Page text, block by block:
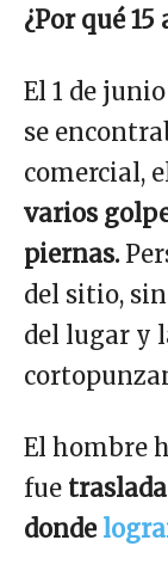
¿Por qué
El 1 de
se
comercial,
varios
piernas.
del sitio,
del lugar y
El hombre
fue
donde